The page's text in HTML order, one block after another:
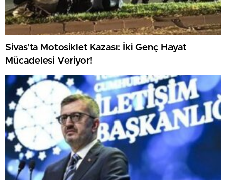
Sivas’ta Motosiklet Kazası: İki Genç Hayat
Mücadelesi Veriyor!